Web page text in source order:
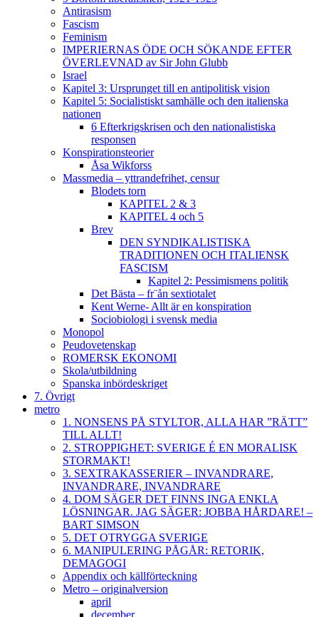
Antirasism
Fascism
Feminism
IMPERIERNAS ÖDE OCH SÖKANDE EFTER
ÖVERLEVNAD av Sir John Glubb
Israel
Kapitel 3: Ursprunget till en antipolitisk vision
Kapitel 5: Socialistiskt samhälle och den italienska
nationen
6 Efterkrigskrisen och den nationalistiska
responsen
Konspirationsteorier
Åsa Wikforss
Massmedia – yttrandefrihet, censur
Blodets torn
KAPITEL 2 & 3
KAPITEL 4 och 5
Brev
DEN SYNDIKALISTISKA
TRADITIONEN OCH ITALIENSK
FASCISM
Kapitel 2: Pessimismens politik
Det Bästa – fr¨ån sextiotalet
Kent Werne- Allt är en konspiration
Sociobiologi i svensk media
Monopol
Peudovetenskap
ROMERSK EKONOMI
Skola/utbildning
Spanska inbördeskriget
7. Övrigt
metro
1. NONSENS PÅ STYLTOR, ALLA HAR ”RÄTT”
TILL ALLT!
2. STROPPIGHET: SVERIGE É EN MORALISK
STORMAKT!
3. SEXTRAKASSERIER – INVANDRARE,
INVANDRARE, INVANDRARE
4. DOM SÄGER DET FINNS INGA ENKLA
LÖSNINGAR. JAG SÄGER: JOBBA HÅRDARE! –
BART SIMSON
5. DET OTRYGGA SVERIGE
6. MANIPULERING PÅGÅR: RETORIK,
DEMAGOGI
Appendix och källförteckning
Metro – originalversion
april
december